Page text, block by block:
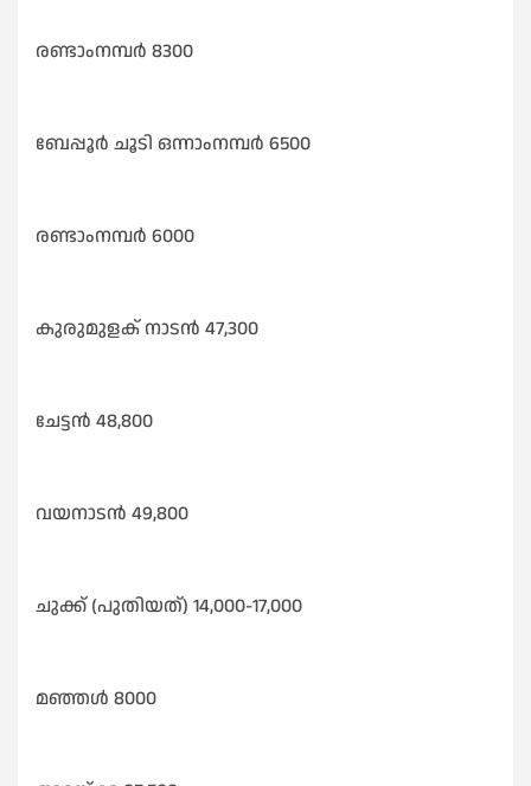
രണ്ടാംനമ്പർ 8300
ബേപ്പൂർ ചൂടി ഒന്നാംനമ്പർ 6500
രണ്ടാംനമ്പർ 6000
കുരുമുളക് നാടൻ 47,300
ചേട്ടൻ 48,800
വയനാടൻ 49,800
ചുക്ക് (പുതിയത്) 14,000-17,000
മഞ്ഞൾ 8000